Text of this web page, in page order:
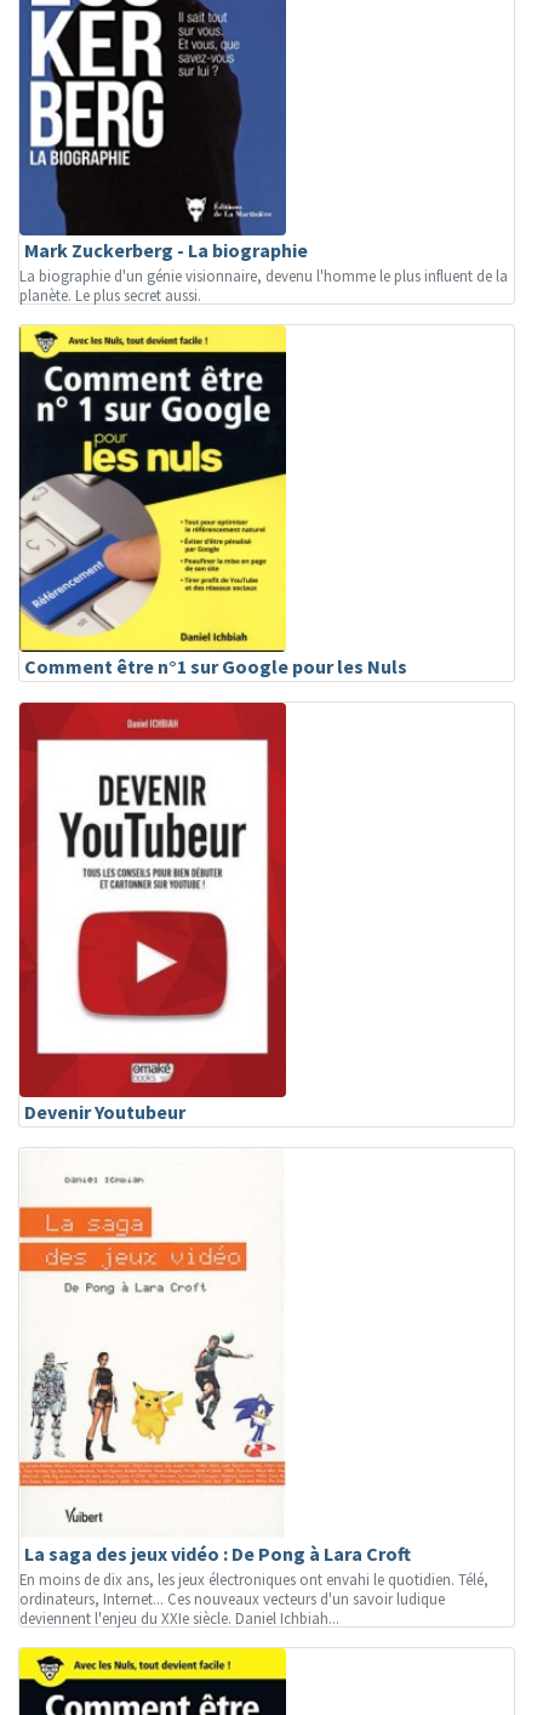
Mark Zuckerberg - La biographie
La biographie d'un génie visionnaire, devenu l'homme le plus influent de la
planète. Le plus secret aussi.
Comment être n°1 sur Google pour les Nuls
Devenir Youtubeur
La saga des jeux vidéo : De Pong à Lara Croft
En moins de dix ans, les jeux électroniques ont envahi le quotidien. Télé,
ordinateurs, Internet... Ces nouveaux vecteurs d'un savoir ludique
deviennent l'enjeu du XXIe siècle. Daniel Ichbiah...